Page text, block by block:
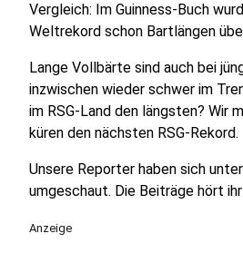
Vergleich: Im Guinness-Buch
Weltrekord schon Bartlängen
Lange Vollbärte sind auch bei
inzwischen wieder schwer im
im RSG-Land den längsten? Wir
küren den nächsten RSG-Rekord.
Unsere Reporter haben sich
umgeschaut. Die Beiträge hört ihr
Anzeige